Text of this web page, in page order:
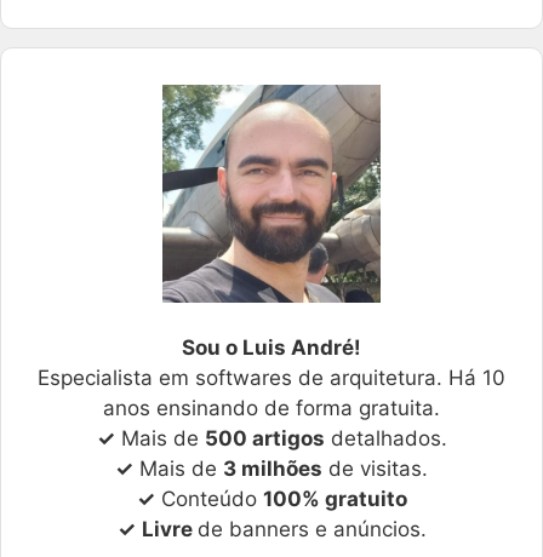
Sou o Luis André!
Especialista em softwares de arquitetura. Há 10
anos ensinando de forma gratuita.
✓ Mais de 500 artigos detalhados.
✓ Mais de 3 milhões de visitas.
✓ Conteúdo 100% gratuito
✓ Livre de banners e anúncios.